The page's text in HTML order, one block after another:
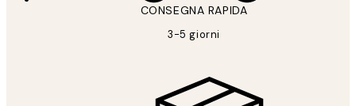
CONSEGNA RAPIDA
3-5 giorni